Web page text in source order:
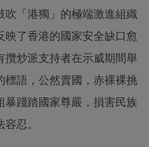
吹「港獨」的極端激進組織
映了香港的國家安全缺口愈
攬炒派支持者在示威期間舉
標語，公然賣國，赤裸裸挑
暴踐踏國家尊嚴，損害民族
忍。